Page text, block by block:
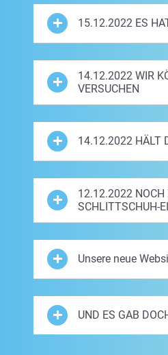
15.12.2022 ES
14.12.2022 WIR
VERSUCHEN
14.12.2022
12.12.2022 NOCH
SCHLITTSCHUH-
Unsere neue
UND ES GAB